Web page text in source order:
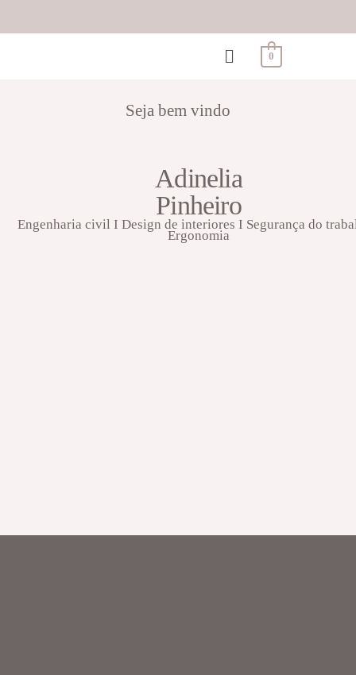
0
Seja bem vindo
Adinelia
Pinheiro
Engenharia civil I Design de interiores I Segurança do
Ergonomia